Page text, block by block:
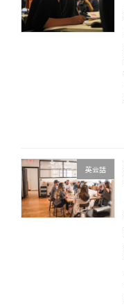
英会話